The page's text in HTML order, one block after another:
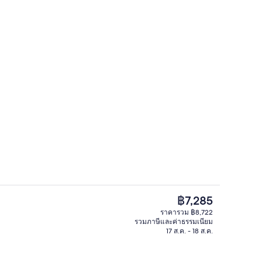
ราคา
ปัจจุบัน
฿7,285
฿7,285
ราคารวม ฿8,722
รวมภาษีและค่าธรรมเนียม
17 ส.ค. - 18 ส.ค.